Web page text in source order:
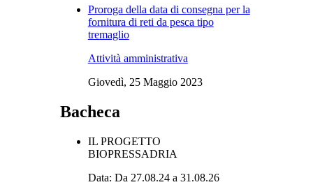
Proroga della data di consegna per la
fornitura di reti da pesca tipo
tremaglio
Attività amministrativa
Giovedì, 25 Maggio 2023
Bacheca
IL PROGETTO
BIOPRESSADRIA
Data: Da 27.08.24 a 31.08.26